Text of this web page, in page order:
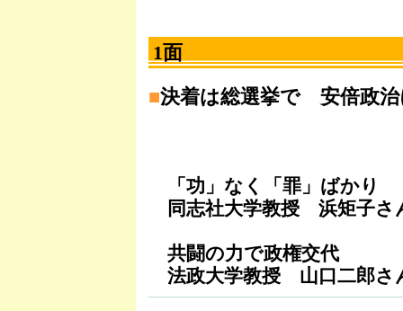
1面
■決着は総選挙で 安倍政治
「功」なく「罪」ばかり
同志社大学教授 浜矩子さ
共闘の力で政権交代
法政大学教授 山口二郎さ